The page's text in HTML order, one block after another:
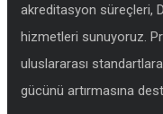
akreditasyon süreçleri,
hizmetleri sunuyoruz.
uluslararası
gücünü artırmasına